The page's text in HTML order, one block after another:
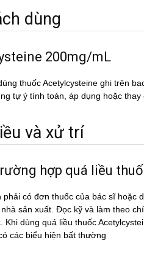
dùng
200mg/mL
thuốc Acetylcysteine ghi trên
tự ý tính toán, áp dụng hoặc thay
và xử trí
hợp quá liều
phải có đơn thuốc của bác sĩ hoặc
sản xuất. Đọc kỹ và làm theo
dùng quá liều thuốc
các biểu hiện bất thường